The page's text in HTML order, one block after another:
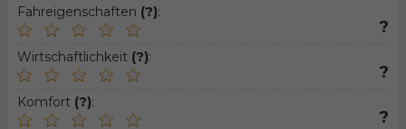
Fahreigenschaften (?):
?
Wirtschaftlichkeit (?):
?
Komfort (?):
?